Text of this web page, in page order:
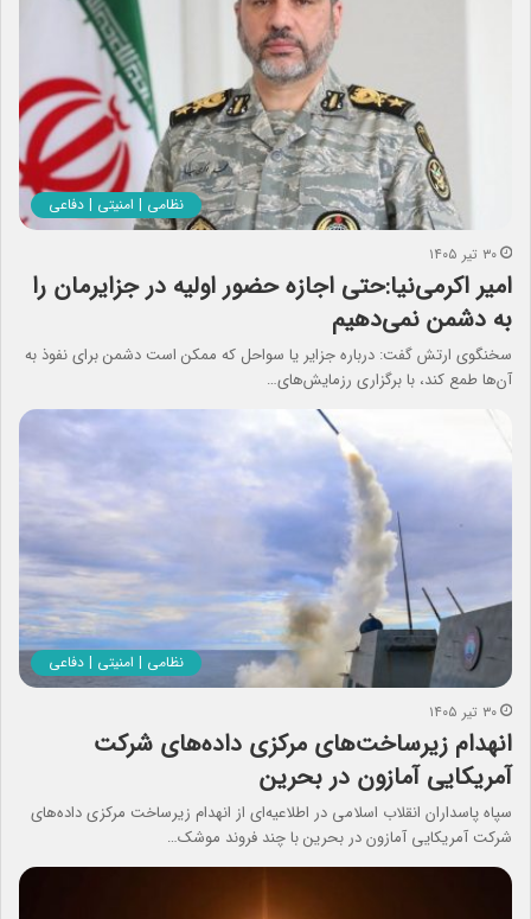
نظامی | امنیتی | دفاعی
۳۰ تیر ۱۴۰۵
امیر اکرمی‌نیا:حتی اجازه حضور اولیه در جزایرمان را
به دشمن نمی‌دهیم
سخنگوی ارتش گفت: درباره جزایر یا سواحل که ممکن است دشمن برای نفوذ به
آن‌ها طمع کند، با برگزاری رزمایش‌های…
نظامی | امنیتی | دفاعی
۳۰ تیر ۱۴۰۵
انهدام زیرساخت‌های مرکزی داده‌های شرکت
آمریکایی آمازون در بحرین
سپاه پاسداران انقلاب اسلامی در اطلاعیه‌ای از انهدام زیرساخت مرکزی داده‌های
شرکت آمریکایی آمازون در بحرین با چند فروند موشک…